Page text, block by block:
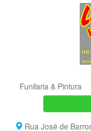
Funilaria & Pintura
Rua José de